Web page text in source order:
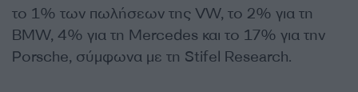
το 1% των πωλήσεων της VW, το 2% για τη
BMW, 4% για τη Mercedes και το 17% για την
Porsche, σύμφωνα με τη Stifel Research.